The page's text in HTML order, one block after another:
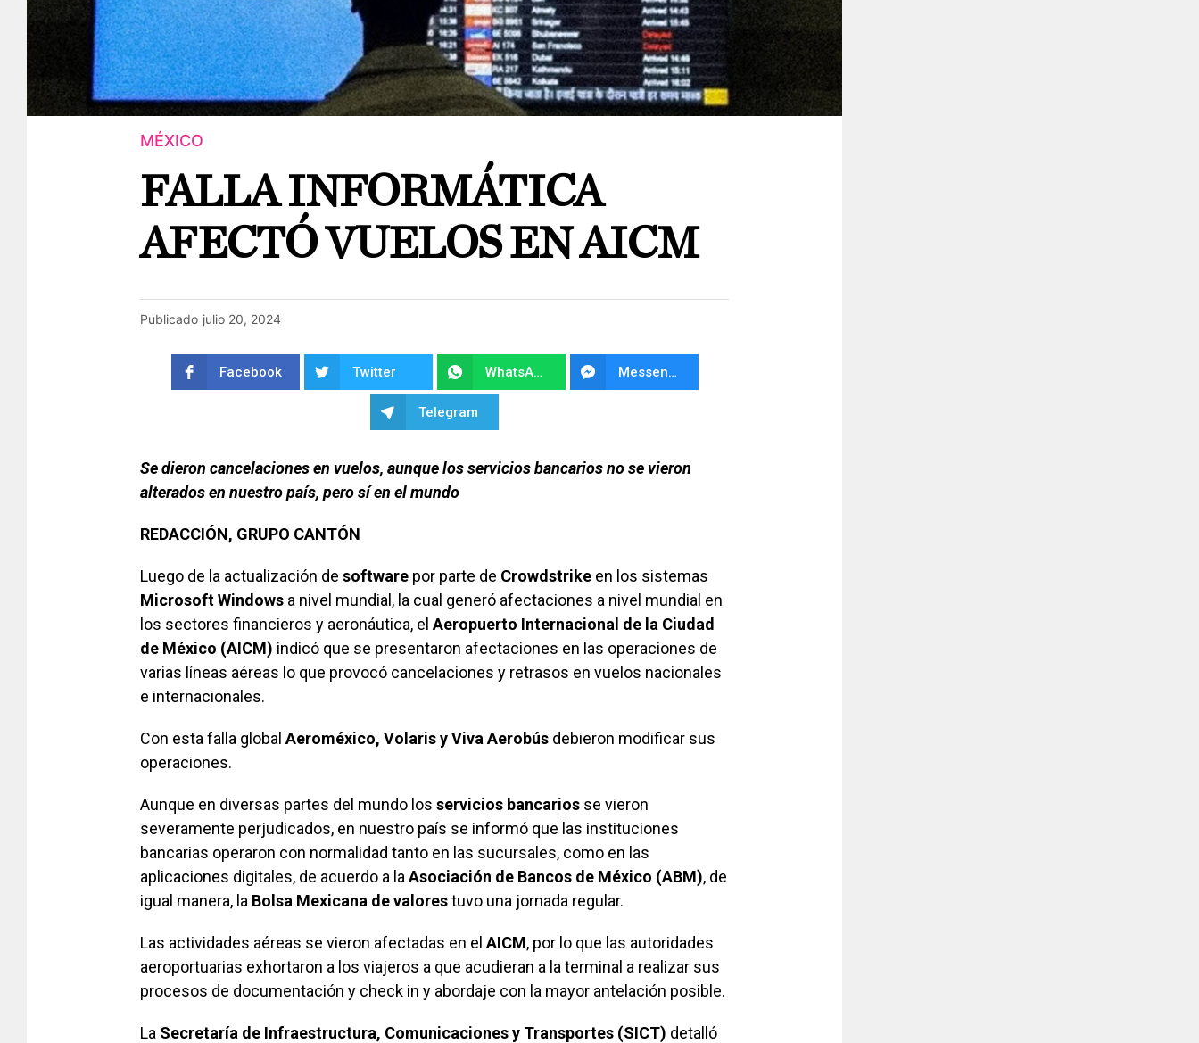
MÉXICO
FALLA INFORMÁTICA
AFECTÓ VUELOS EN AICM
Publicado julio 20, 2024
Facebook Twitter WhatsApp Messenger
Telegram
Se dieron cancelaciones en vuelos, aunque los servicios bancarios no se vieron
alterados en nuestro país, pero sí en el mundo
REDACCIÓN, GRUPO CANTÓN
Luego de la actualización de software por parte de Crowdstrike en los sistemas
MicrosoftWindows a nivel mundial, la cual generó afectaciones a nivel mundial en
los sectores financieros y aeronáutica, el Aeropuerto Internacional de la Ciudad
de México (AICM) indicó que se presentaron afectaciones en las operaciones de
varias líneas aéreas lo que provocó cancelaciones y retrasos en vuelos nacionales
e internacionales.
Con esta falla global Aeroméxico, Volaris y Viva Aerobús debieron modificar sus
operaciones.
Aunque en diversas partes del mundo los servicios bancarios se vieron
severamente perjudicados, en nuestro país se informó que las instituciones
bancarias operaron con normalidad tanto en las sucursales, como en las
aplicaciones digitales, de acuerdo a la Asociación de Bancos de México (ABM), de
igual manera, la Bolsa Mexicana de valorestuvo una jornada regular.
Las actividades aéreas se vieron afectadas en el AICM, por lo que las autoridades
aeroportuarias exhortaron a los viajeros a que acudieran a la terminal a realizar sus
procesos de documentación y check in y abordaje con la mayor antelación posible.
La Secretaría de Infraestructura, Comunicaciones y Transportes (SICT) detalló